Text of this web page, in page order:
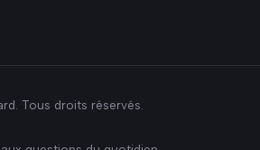
Tous droits réservés.